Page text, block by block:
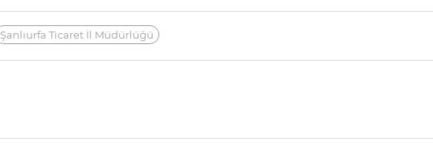
Şanlıurfa Ticaret İl Müdürlüğü